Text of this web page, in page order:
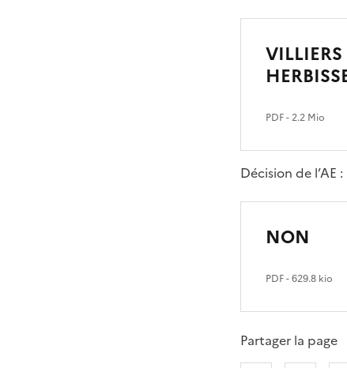
PDF- 2.2 Mio
Décision de l’AE :
NON
PDF- 629.8 kio
Partager la page